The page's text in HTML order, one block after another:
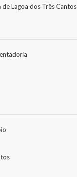
de Lagoa dos Três Cantos